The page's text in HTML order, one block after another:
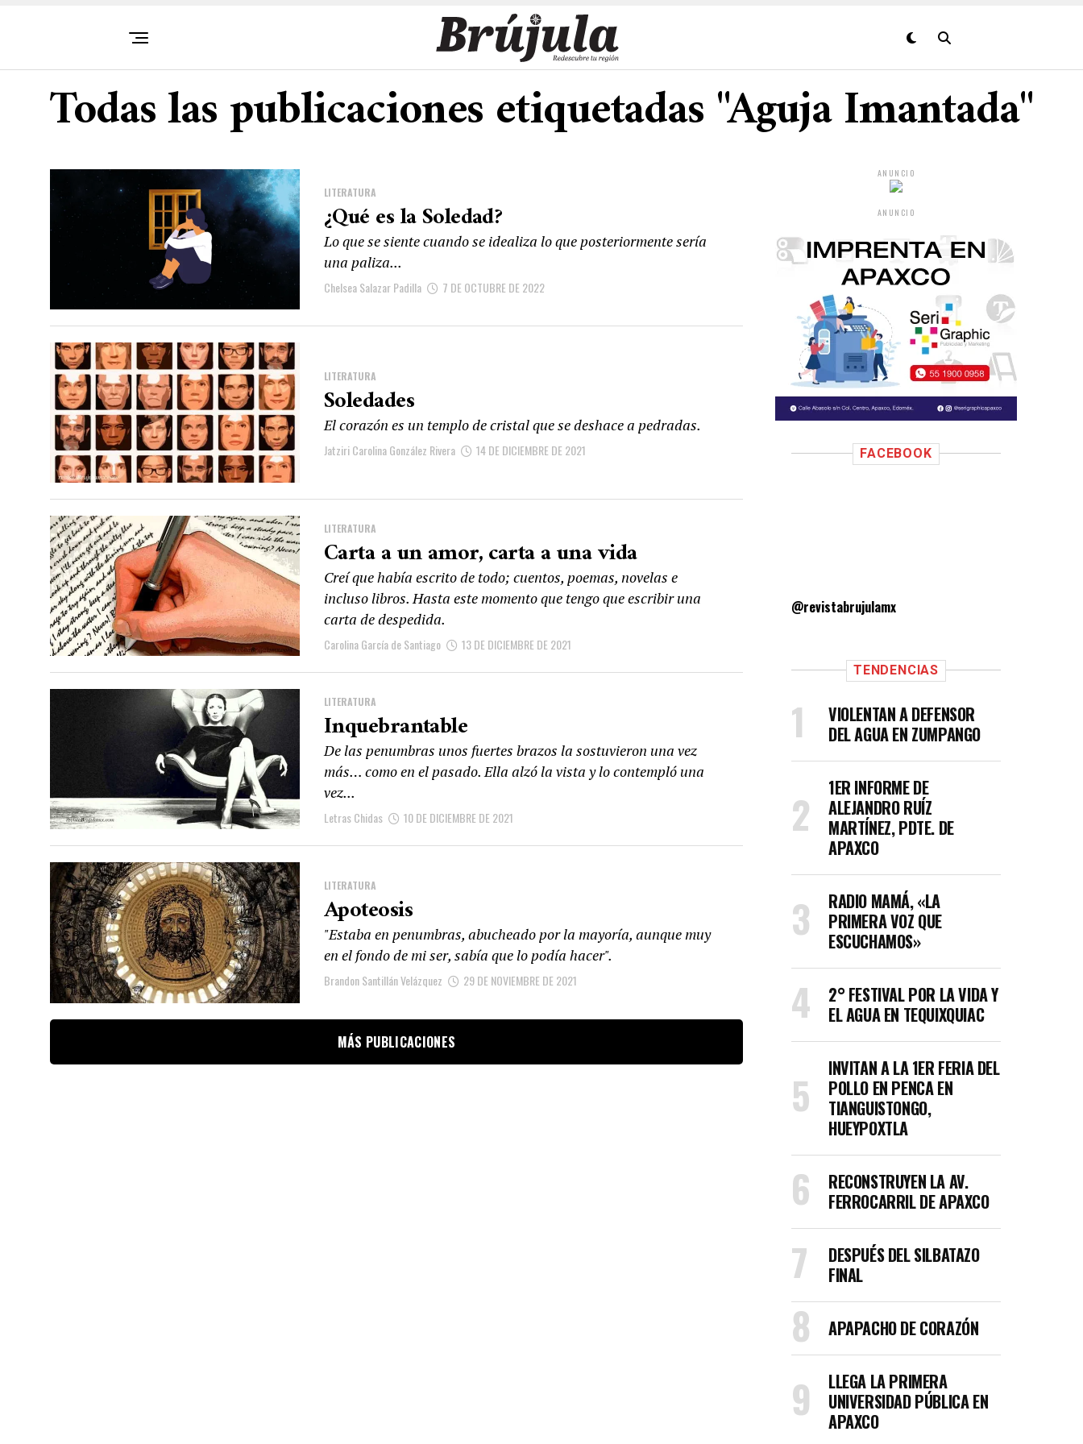
Todas las publicaciones etiquetadas "Aguja Imantada"
LITERATURA
¿Qué es la Soledad?
Lo que se siente cuando se idealiza lo que posteriormente sería
una paliza...
Chelsea Salazar Padilla 7 DE OCTUBRE DE 2022
LITERATURA
Soledades
El corazón es un templo de cristal que se deshace a pedradas.
Jatziri Carolina González Rivera 14 DE DICIEMBRE DE 2021
LITERATURA
Carta a un amor, carta a una vida
Creí que había escrito de todo; cuentos, poemas, novelas e
incluso libros. Hasta este momento que tengo que escribir una
carta de despedida.
Carolina García de Santiago 13 DE DICIEMBRE DE 2021
LITERATURA
Inquebrantable
De las penumbras unos fuertes brazos la sostuvieron una vez
más… como en el pasado. Ella alzó la vista y lo contempló una
vez...
Letras Chidas 10 DE DICIEMBRE DE 2021
LITERATURA
Apoteosis
"Estaba en penumbras, abucheado por la mayoría, aunque muy
en el fondo de mi ser, sabía que lo podía hacer".
Brandon Santillán Velázquez 29 DE NOVIEMBRE DE 2021
MÁS PUBLICACIONES
ANUNCIO
ANUNCIO
FACEBOOK
@revistabrujulamx
TENDENCIAS
VIOLENTAN A DEFENSOR
DEL AGUA EN ZUMPANGO
1ER INFORME DE
ALEJANDRO RUÍZ
MARTÍNEZ, PDTE. DE
APAXCO
RADIO MAMÁ, «LA
PRIMERA VOZ QUE
ESCUCHAMOS»
2° FESTIVAL POR LA VIDA Y
EL AGUA EN TEQUIXQUIAC
INVITAN A LA 1ER FERIA DEL
POLLO EN PENCA EN
TIANGUISTONGO,
HUEYPOXTLA
RECONSTRUYEN LA AV.
FERROCARRIL DE APAXCO
DESPUÉS DEL SILBATAZO
FINAL
APAPACHO DE CORAZÓN
LLEGA LA PRIMERA
UNIVERSIDAD PÚBLICA EN
APAXCO